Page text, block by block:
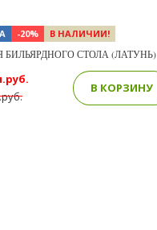
-20% В НАЛИЧИИ!
БИЛЬЯРДНОГО СТОЛА (ЛАТУНЬ)
В КОРЗИНУ